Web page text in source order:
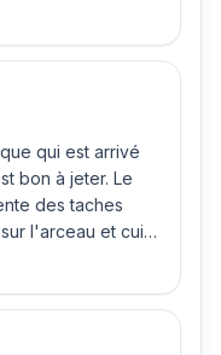
volledig terug te
qui est arrivé
bon à jeter. Le
des taches
l'arceau et cuir
eux « dégonflés